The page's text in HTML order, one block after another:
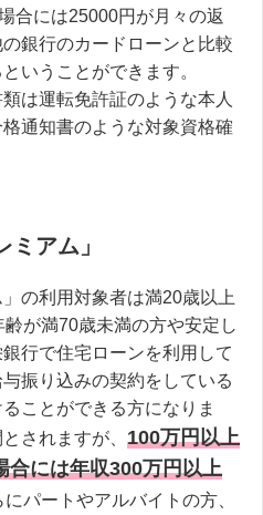
合には25000円が月々の返
銀行のカードローンと比較
いうことができます。
は運転免許証のような本人
通知書のような対象資格確
ミアム」
の利用対象者は満20歳以上
が満70歳未満の方や安定し
行で住宅ローンを利用して
振り込みの契約をしている
ことができる方になりま
されますが、 100万円以上
合には年収300万円以上
にパートやアルバイトの方、